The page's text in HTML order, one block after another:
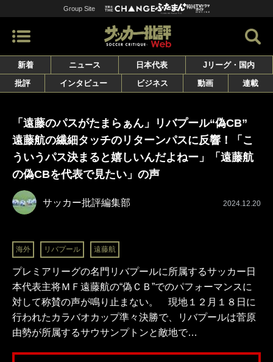
Group Site
新着 ニュース 日本代表
Jリーグ・国内
批評
インタビュー ビジネス 動画 連載
「遠藤のパスがたまらぁん」リバプール“偽CB”
遠藤航の繊細タッチのリターンパスに反響！「こ
ういうパス決まると嬉しいんだよねー」「遠藤航
の偽CBを代表で見たい」の声
サッカー批評編集部 2024.12.20
海外 リバプール 遠藤航
プレミアリーグの名門リバプールに所属するサッカー日
本代表主将ＭＦ遠藤航の“偽ＣＢ”でのパフォーマンスに
対して称賛の声が鳴り止まない。 現地１２月１８日に
行われたカラバオカップ準々決勝で、リバプールは菅原
由勢が所属するサウサンプトンと敵地で…